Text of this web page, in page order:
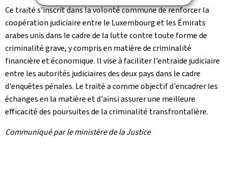
Ce traité s'inscrit dans la volonté commune de renforcer la
coopération judiciaire entre le Luxembourg et les Émirats
arabes unis dans le cadre de la lutte contre toute forme de
criminalité grave, y compris en matière de criminalité
financière et économique. Il vise à faciliter l'entraide judiciaire
entre les autorités judiciaires des deux pays dans le cadre
d'enquêtes pénales. Le traité a comme objectif d'encadrer les
échanges en la matière et d'ainsi assurer une meilleure
efficacité des poursuites de la criminalité transfrontalière.
Communiqué par le ministère de la Justice